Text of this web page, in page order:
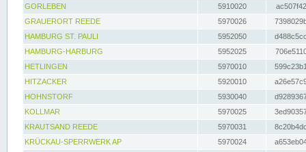
GORLEBEN
5910020
GRAUERORT REEDE
5970026
HAMBURG ST. PAULI
5952050
HAMBURG-HARBURG
5952025
HETLINGEN
5970010
HITZACKER
5920010
HOHNSTORF
5930040
KOLLMAR
5970025
KRAUTSAND REEDE
5970031
KRÜCKAU-SPERRWERK AP
5970024